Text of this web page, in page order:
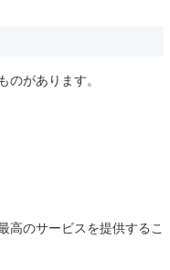
のがあります。
高のサービスを提供するこ